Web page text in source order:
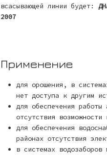
всасывающей линии будет:
2007
Применение
для орошения, в
нет доступа к другим
для обеспечения работы
отсутствия возможности
для обеспечения
районах отсутствия
в системах